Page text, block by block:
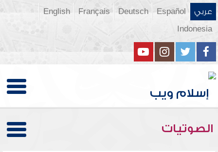
عربي Español
Deutsch
Français
English
Indonesia
الصوتيات